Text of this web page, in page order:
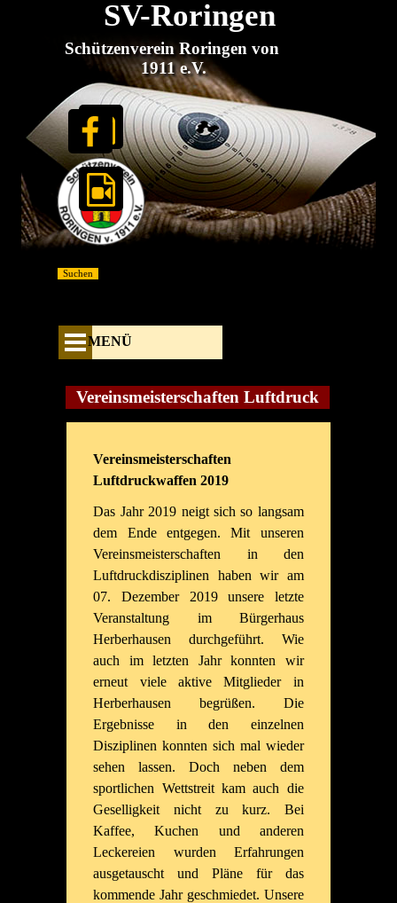
Direkt zum SeiteninhaltSV-Roringen
Suchen
Schützenverein Roringen von
1911 e.V.
MENÜ
Vereinsmeisterschaften Luftdruck
Vereinsmeisterschaften
Luftdruckwaffen 2019
Das Jahr 2019 neigt sich so langsam
dem Ende entgegen. Mit unseren
Vereinsmeisterschaften in den
Luftdruckdisziplinen haben wir am
07. Dezember 2019 unsere letzte
Veranstaltung im Bürgerhaus
Herberhausen durchgeführt. Wie
auch im letzten Jahr konnten wir
erneut viele aktive Mitglieder in
Herberhausen begrüßen. Die
Ergebnisse in den einzelnen
Disziplinen konnten sich mal wieder
sehen lassen. Doch neben dem
sportlichen Wettstreit kam auch die
Geselligkeit nicht zu kurz. Bei
Kaffee, Kuchen und anderen
Leckereien wurden Erfahrungen
ausgetauscht und Pläne für das
kommende Jahr geschmiedet. Unsere